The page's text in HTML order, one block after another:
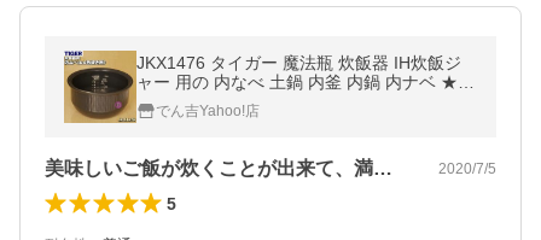
JKX1476 タイガー 魔法瓶 炊飯器 IH炊飯ジ
ャー 用の 内なべ 土鍋 内釜 内鍋 内ナベ ★ T
IGER ※品番が変更になりました。 ※5.5合炊
き用です。
でん吉Yahoo!店
美味しいご飯が炊くことが出来て、満足し… 2020/7/5
5